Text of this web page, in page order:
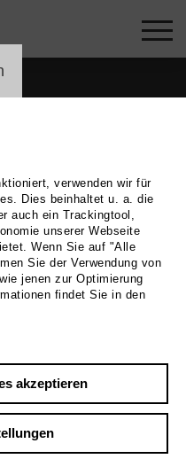
verwenden wir für
Dies beinhaltet u. a. die
auch ein Trackingtool,
unserer Webseite
Wenn Sie auf "Alle
Sie der Verwendung von
jenen zur Optimierung
findet Sie in den
akzeptieren